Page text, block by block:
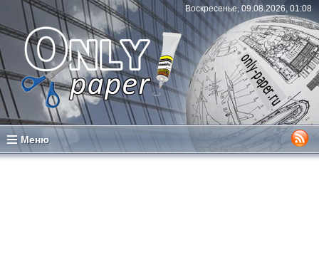
Воскресенье, 09.08.2026, 01:08
Меню